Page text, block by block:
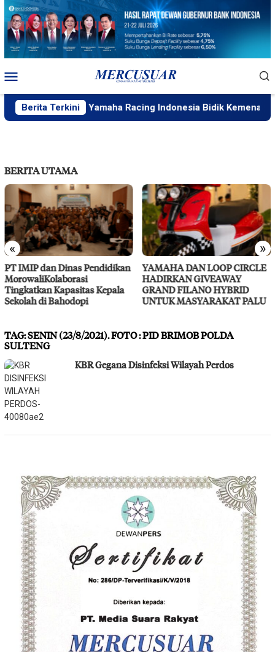
Loncat
konten
Mobile
Berita Terkini
Mandalika, Yamaha Racing Indonesia Bidik Kemenangan
BERITA UTAMA
« »
YAMAHA DAN LOOP CIRCLE
HADIRKAN GIVEAWAY
GRAND FILANO HYBRID
UNTUK MASYARAKAT PALU
RS Pendidikan Untad Gelar
Layanan Kesehatan Gratis
TAG:SENIN (23/8/2021). FOTO : PID BRIMOB POLDA
SULTENG
KBR Gegana Disinfeksi Wilayah Perdos